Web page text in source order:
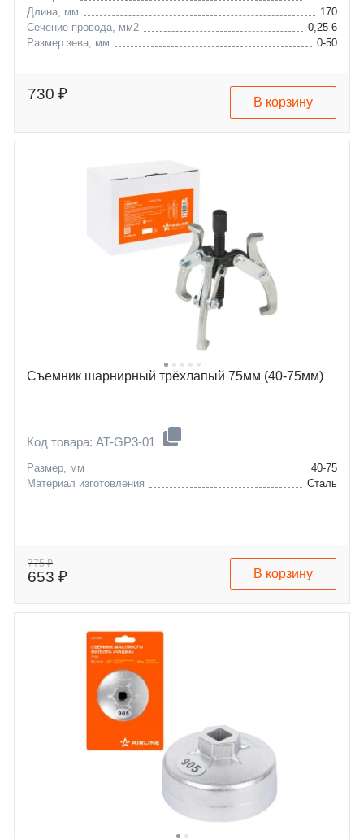
Длина, мм
170
Сечение провода, мм2
0,25-6
Размер зева, мм
0-50
730 ₽ В корзину
Съемник шарнирный трёхлапый 75мм (40-75мм)
Код товара: AT-GP3-01
Размер, мм
40-75
Материал изготовления
Сталь
775 ₽
653 ₽ В корзину